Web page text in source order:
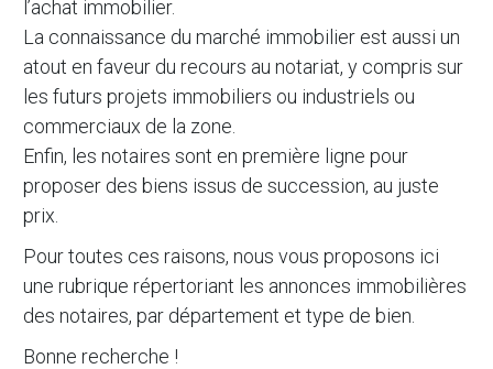
l’achat immobilier.
La connaissance du marché immobilier est aussi un
atout en faveur du recours au notariat, y compris sur
les futurs projets immobiliers ou industriels ou
commerciaux de la zone.
Enfin, les notaires sont en première ligne pour
proposer des biens issus de succession, au juste
prix.
Pour toutes ces raisons, nous vous proposons ici
une rubrique répertoriant les annonces immobilières
des notaires, par département et type de bien.
Bonne recherche !